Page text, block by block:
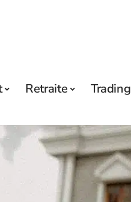
Retraite Trading